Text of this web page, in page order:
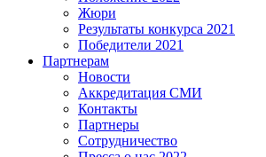
Жюри
Результаты конкурса 2021
Победители 2021
Партнерам
Новости
Аккредитация СМИ
Контакты
Партнеры
Сотрудничество